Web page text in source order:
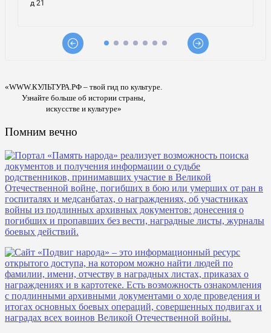
«WWW.КУЛЬТУРА.РФ – твой гид по культуре.
Узнайте больше об истории страны,
искусстве и культуре»
Помним вечно